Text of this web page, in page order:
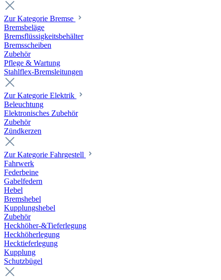
Zur Kategorie Bremse
Bremsbeläge
Bremsflüssigkeitsbehälter
Bremsscheiben
Zubehör
Pflege & Wartung
Stahlflex-Bremsleitungen
Zur Kategorie Elektrik
Beleuchtung
Elektronisches Zubehör
Zubehör
Zündkerzen
Zur Kategorie Fahrgestell
Fahrwerk
Federbeine
Gabelfedern
Hebel
Bremshebel
Kupplungshebel
Zubehör
Heckhöher-&Tieferlegung
Heckhöherlegung
Hecktieferlegung
Kupplung
Schutzbügel